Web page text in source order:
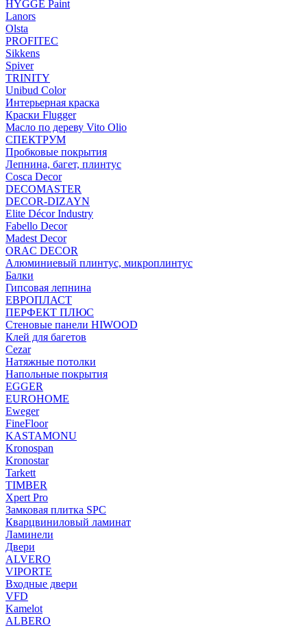
HYGGE Paint
Lanors
Olsta
PROFITEC
Sikkens
Spiver
TRINITY
Unibud Color
Интерьерная краска
Краски Flugger
Масло по дереву Vito Olio
СПЕКТРУМ
Пробковые покрытия
Лепнина, багет, плинтус
Cosca Decor
DECOMASTER
DECOR-DIZAYN
Elite Décor Industry
Fabello Decor
Madest Decor
ORAC DECOR
Алюминиевый плинтус, микроплинтус
Балки
Гипсовая лепнина
ЕВРОПЛАСТ
ПЕРФЕКТ ПЛЮС
Стеновые панели HIWOOD
Клей для багетов
Cezar
Натяжные потолки
Напольные покрытия
EGGER
EUROHOME
Eweger
FineFloor
KASTAMONU
Kronospan
Kronostar
Tarkett
TIMBER
Xpert Pro
Замковая плитка SPC
Кварцвиниловый ламинат
Ламинели
Двери
ALVERO
VIPORTE
Входные двери
VFD
Kamelot
ALBERO